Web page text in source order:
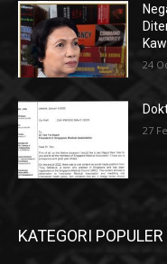
24
27
KATEGORI POPULER